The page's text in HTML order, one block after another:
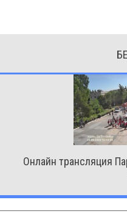
Онлайн трансляция